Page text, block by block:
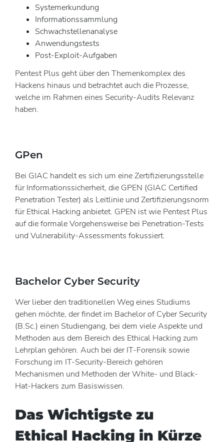
Systemerkundung
Informationssammlung
Schwachstellenanalyse
Anwendungstests
Post-Exploit-Aufgaben
Pentest Plus geht über den Themenkomplex des
Hackens hinaus und betrachtet auch die Prozesse,
welche im Rahmen eines Security-Audits Relevanz
haben.
GPen
Bei GIAC handelt es sich um eine Zertifizierungsstelle
für Informationssicherheit, die GPEN (GIAC Certified
Penetration Tester) als Leitlinie und Zertifizierungsnorm
für Ethical Hacking anbietet. GPEN ist wie Pentest Plus
auf die formale Vorgehensweise bei Penetration-Tests
und Vulnerability-Assessments fokussiert.
Bachelor Cyber Security
Wer lieber den traditionellen Weg eines Studiums
gehen möchte, der findet im Bachelor of Cyber Security
(B.Sc.) einen Studiengang, bei dem viele Aspekte und
Methoden aus dem Bereich des Ethical Hacking zum
Lehrplan gehören. Auch bei der IT-Forensik sowie
Forschung im IT-Security-Bereich gehören
Mechanismen und Methoden der White- und Black-
Hat-Hackers zum Basiswissen.
Das Wichtigste zu
Ethical Hacking in Kürze